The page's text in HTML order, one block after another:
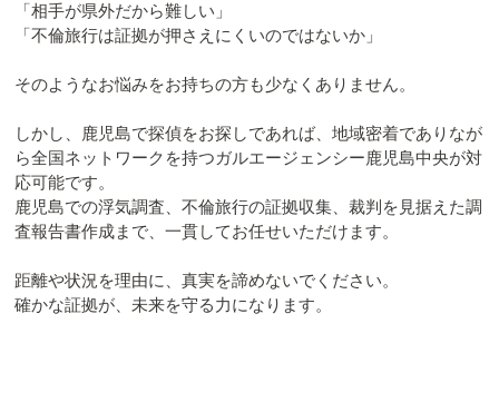
「相手が県外だから難しい」
「不倫旅行は証拠が押さえにくいのではないか」
そのようなお悩みをお持ちの方も少なくありません。
しかし、鹿児島で探偵をお探しであれば、地域密着でありなが
ら全国ネットワークを持つガルエージェンシー鹿児島中央が対
応可能です。
鹿児島での浮気調査、不倫旅行の証拠収集、裁判を見据えた調
査報告書作成まで、一貫してお任せいただけます。
距離や状況を理由に、真実を諦めないでください。
確かな証拠が、未来を守る力になります。